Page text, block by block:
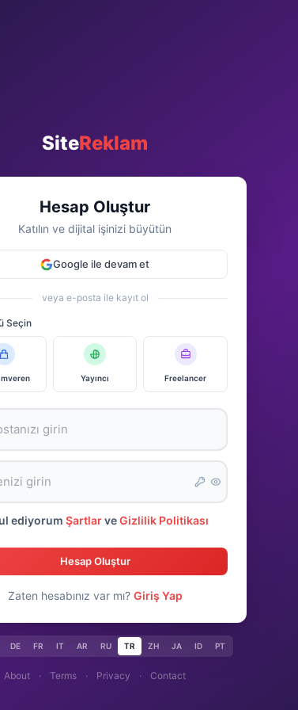
SiteReklam
Hesap Oluştur
Katılın ve dijital işinizi büyütün
Google ile devam et
veya e-posta ile kayıt ol
Seçin
Yayıncı Freelancer
ediyorum ŞartlarveGizlilik Politikası
Hesap Oluştur
Zaten hesabınız var mı? Giriş Yap
DE FR IT AR RU TR ZH JA ID PT
About · Terms · Privacy · Contact